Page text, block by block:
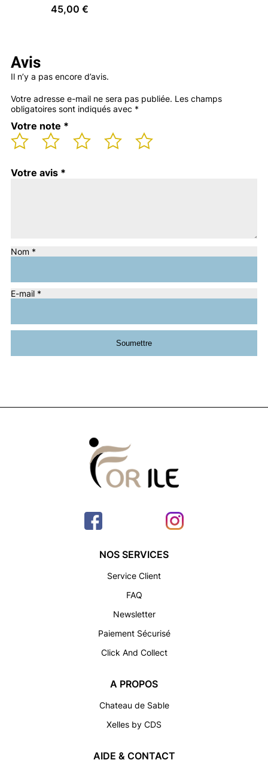
45,00€
Avis
Il n’y a pas encore d’avis.
Votre adresse e-mail ne sera pas publiée. Les champs
obligatoires sont indiqués avec *
Votre note *
Votre avis *
Nom *
E-mail *
NOS SERVICES
Service Client
FAQ
Newsletter
Paiement Sécurisé
Click And Collect
A PROPOS
Chateau de Sable
Xelles by CDS
AIDE & CONTACT